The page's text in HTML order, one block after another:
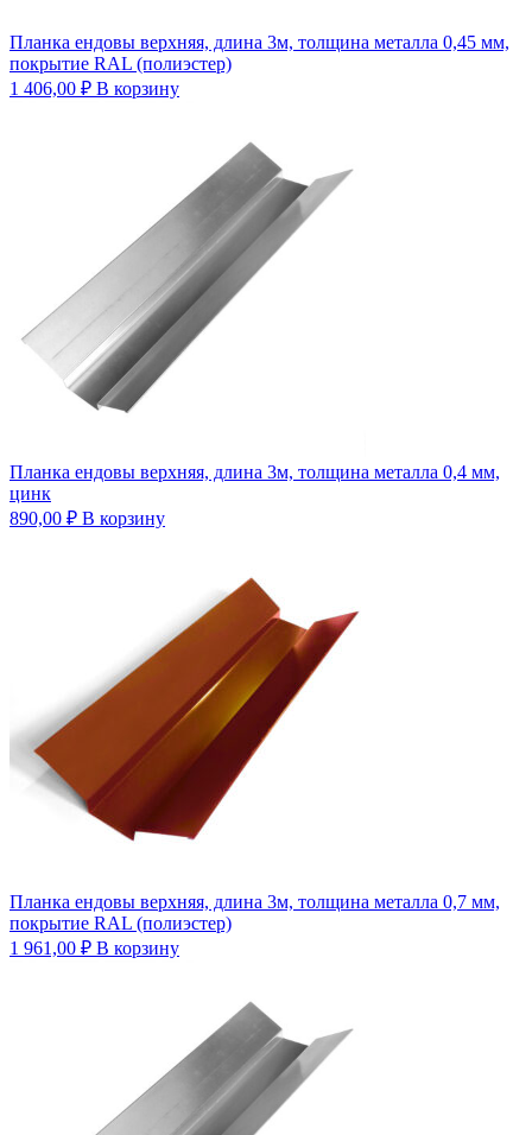
Планка ендовы верхняя, длина 3м, толщина металла 0,45 мм,
покрытие RAL (полиэстер)
1 406,00 ₽ В корзину
Планка ендовы верхняя, длина 3м, толщина металла 0,4 мм,
цинк
890,00 ₽ В корзину
Планка ендовы верхняя, длина 3м, толщина металла 0,7 мм,
покрытие RAL (полиэстер)
1 961,00 ₽ В корзину